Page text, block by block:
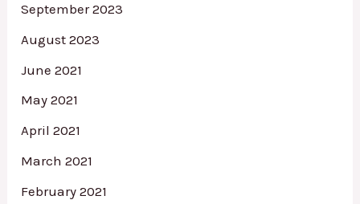
September 2023
August 2023
June 2021
May 2021
April 2021
March 2021
February 2021